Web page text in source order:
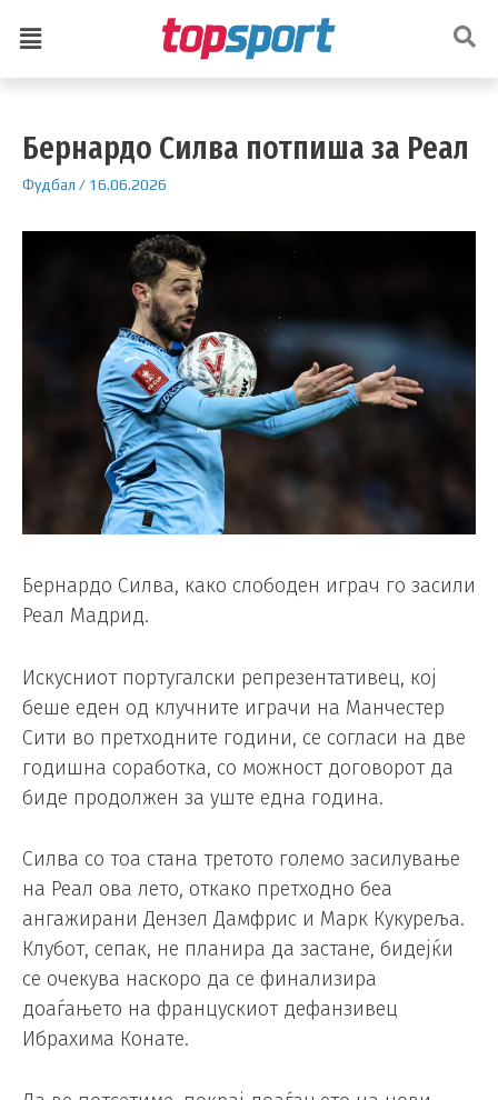
Бернардо Силва потпиша за Реал
Фудбал / 16.06.2026
Бернардо Силва, како слободен играч го засили
Реал Мадрид.
Искусниот португалски репрезентативец, кој
беше еден од клучните играчи на Манчестер
Сити во претходните години, се согласи на две
годишна соработка, со можност договорот да
биде продолжен за уште една година.
Силва со тоа стана третото големо засилување
на Реал ова лето, откако претходно беа
ангажирани Дензел Дамфрис и Марк Кукуреља.
Клубот, сепак, не планира да застане, бидејќи
се очекува наскоро да се финализира
доаѓањето на францускиот дефанзивец
Ибрахима Конате.